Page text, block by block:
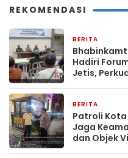
REKOMENDASI
BERITA
Hadiri
Jetis,
BERITA
Patroli Kota
Jaga
dan Objek